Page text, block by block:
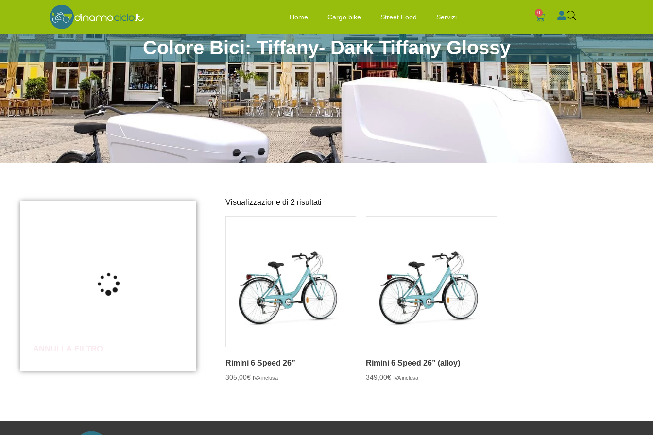
Home Cargo bike Street Food Servizi
0
Colore Bici: Tiffany- Dark Tiffany Glossy
Visualizzazione di 2 risultati
Rimini 6 Speed 26”
305,00€ IVA inclusa
Rimini 6 Speed 26” (alloy)
349,00€ IVA inclusa